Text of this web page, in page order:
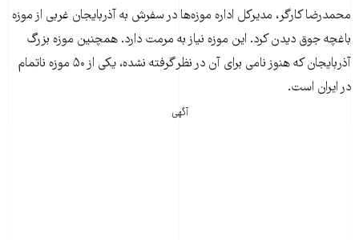
محمدرضا کارگر، مدیرکل اداره موزه‌ها در سفرش به آذربایجان غربی از موزه
باغچه جوق دیدن کرد. این موزه نیاز به مرمت دارد. همچنین موزه بزرگ
آذربایجان که هنوز نامی برای آن در نظر گرفته نشده، یکی از ۵۰ موزه ناتمام
در ایران است.
آگهی